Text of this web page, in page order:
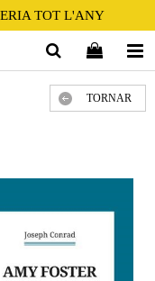
TOT L'ANY
TORNAR